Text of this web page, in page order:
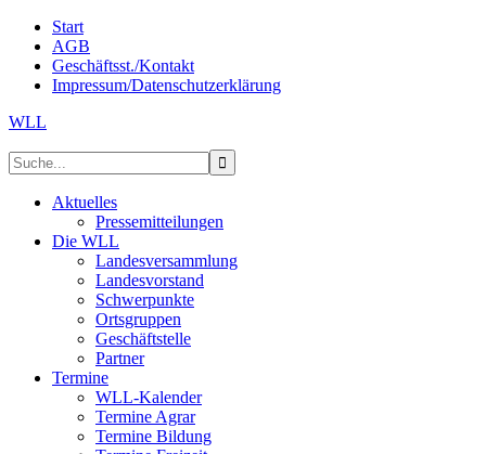
Start
AGB
Geschäftsst./Kontakt
Impressum/Datenschutzerklärung
WLL
Aktuelles
Pressemitteilungen
Die WLL
Landesversammlung
Landesvorstand
Schwerpunkte
Ortsgruppen
Geschäftstelle
Partner
Termine
WLL-Kalender
Termine Agrar
Termine Bildung